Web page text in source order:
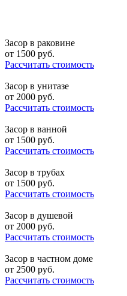
Засор в раковине
от 1500 руб.
Рассчитать стоимость
Засор в унитазе
от 2000 руб.
Рассчитать стоимость
Засор в ванной
от 1500 руб.
Рассчитать стоимость
Засор в трубах
от 1500 руб.
Рассчитать стоимость
Засор в душевой
от 2000 руб.
Рассчитать стоимость
Засор в частном доме
от 2500 руб.
Рассчитать стоимость